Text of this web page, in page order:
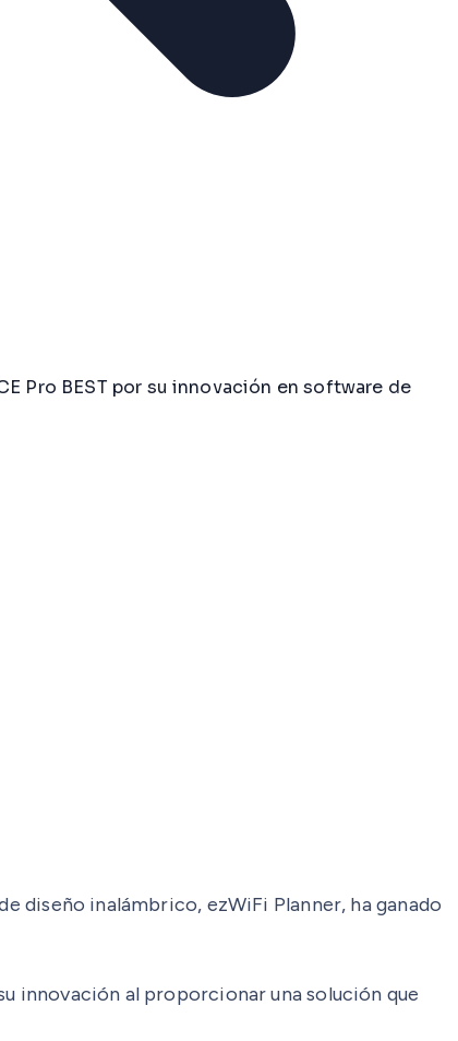
Pro BEST por su innovación en software de
diseño inalámbrico, ezWiFi Planner, ha ganado
innovación al proporcionar una solución que